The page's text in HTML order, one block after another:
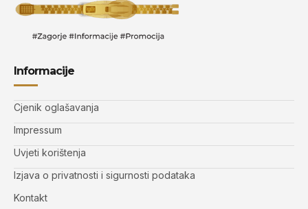
Informacije
Cjenik oglašavanja
Impressum
Uvjeti korištenja
Izjava o privatnosti i sigurnosti podataka
Kontakt